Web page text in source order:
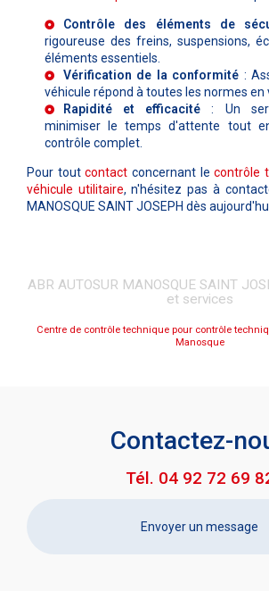
Contrôle des éléments de
rigoureuse des freins, suspensions,
éléments essentiels.
Vérification de la conformité :
véhicule répond à toutes les normes en
Rapidité et efficacité : Un
minimiser le temps d'attente tout
contrôle complet.
Pour toutcontact concernant lecontrôle
véhicule utilitaire, n'hésitez pas à
MANOSQUE SAINT JOSEPH dès
ABR AUTOSUR MANOSQUE SAINT
et services
Centre de contrôle technique pour contrôle
Manosque
Contactez-
Tél. 04 92 72 69
Envoyer un message